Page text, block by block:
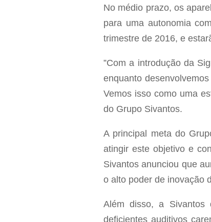
No médio prazo, os
para uma autonomia
trimestre de 2016, e
”Com a introdução da
enquanto
Vemos isso como uma
do Grupo Sivantos.
A principal meta do
atingir este objetivo e
Sivantos anunciou que
o alto poder de inovação
Além disso, a Sivantos
deficientes auditivos